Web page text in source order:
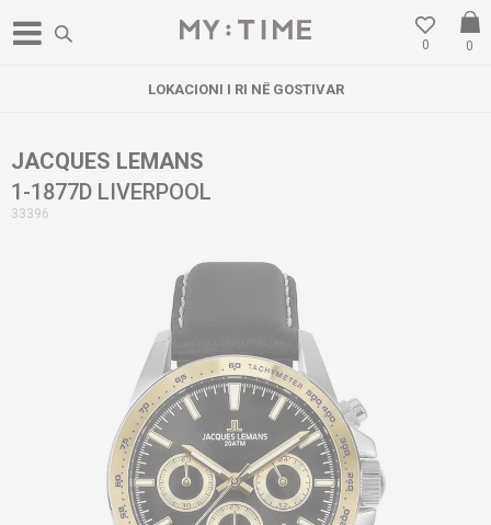
0
0
LOKACIONI I RI NË GOSTIVAR
JACQUES LEMANS
1-1877D LIVERPOOL
33396